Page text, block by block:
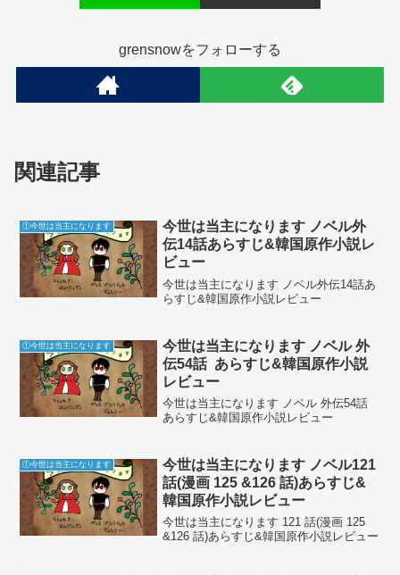
grensnowをフォローする
関連記事
①今世は当主になります
今世は当主になります ノベル外
伝14話あらすじ&韓国原作小説レ
ビュー
今世は当主になります ノベル外伝14話あ
らすじ&韓国原作小説レビュー
①今世は当主になります
今世は当主になります ノベル 外
伝54話 あらすじ&韓国原作小説
レビュー
今世は当主になります ノベル 外伝54話
あらすじ&韓国原作小説レビュー
①今世は当主になります
今世は当主になります ノベル121
話(漫画 125 &126 話)あらすじ&
韓国原作小説レビュー
今世は当主になります 121 話(漫画 125
&126 話)あらすじ&韓国原作小説レビュー